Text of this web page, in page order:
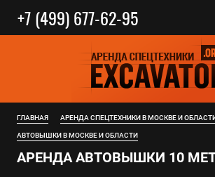
+7 (499) 677-62-95
ГЛАВНАЯ АРЕНДА СПЕЦТЕХНИКИ В МОСКВЕ И
АВТОВЫШКИ В МОСКВЕ И ОБЛАСТИ
АРЕНДА АВТОВЫШКИ 10